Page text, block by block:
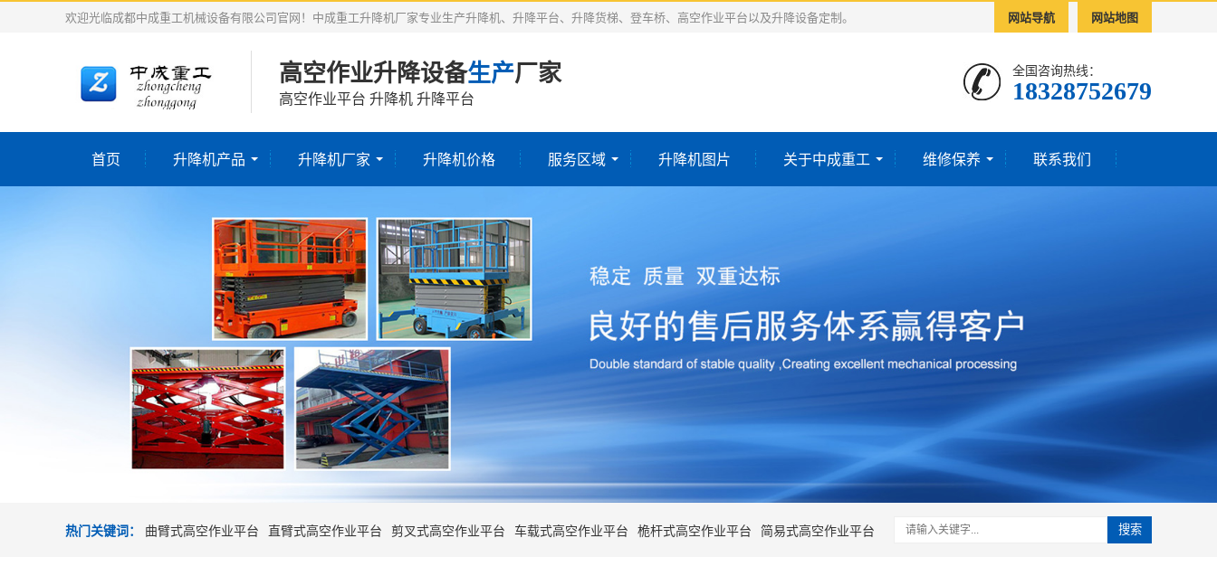
网站导航 网站地图
欢迎光临成都中成重工机械设备有限公司官网！中成重工升降机厂家专业生产升降机、升降平台、升降货梯、登车桥、高空作业平台以及升降设备定制。
高空作业升降设备生产厂家
高空作业平台 升降机 升降平台
全国咨询热线：
18328752679‬
首页 升降机产品 升降机厂家 升降机价格 服务区域 升降机图片 关于中成重工 维修保养 联系我们
热门关键词： 曲臂式高空作业平台 直臂式高空作业平台 剪叉式高空作业平台 车载式高空作业平台 桅杆式高空作业平台 简易式高空作业平台 搜索